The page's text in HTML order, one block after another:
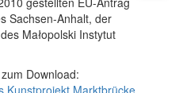
Sachsen-Anhalt, der
Małopolski Instytut
Download:
Kunstprojekt Marktbrücke